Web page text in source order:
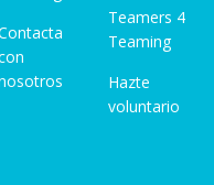
Teamers 4
Teaming
Hazte
voluntario